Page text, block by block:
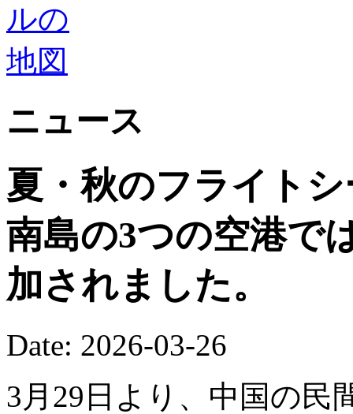
ニュース
夏・秋のフライト
南島の3つの空港で
加されました。
Date: 2026-03-26
3月29日より、中国の民